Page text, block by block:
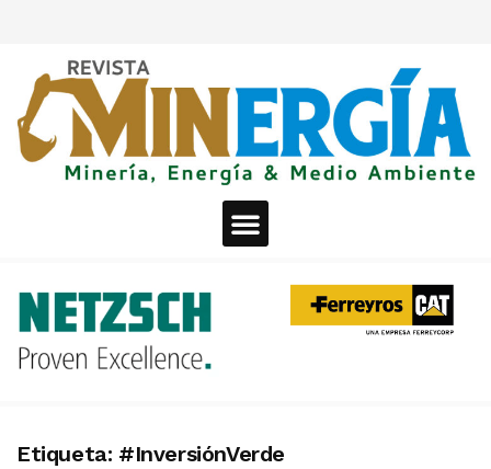
Etiqueta: #InversiónVerde